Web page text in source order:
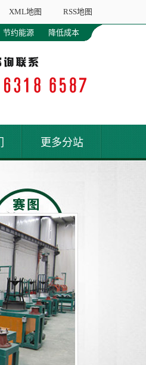
XML地图 RSS地图
节约能源 降低成本
更多分站